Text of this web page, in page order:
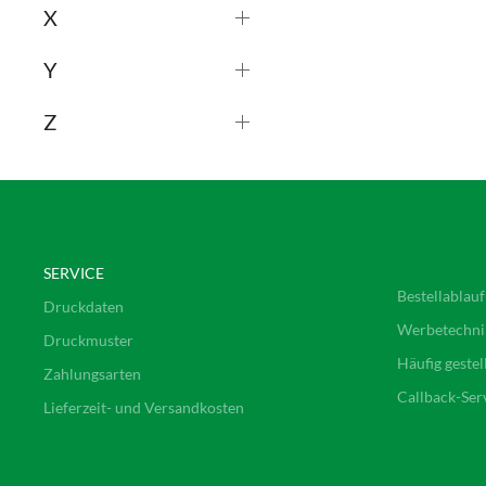
X
Y
Z
SERVICE
Druckdaten
Druckmuster
Zahlungsarten
Lieferzeit- und Versandkosten
Bestellablauf
Häufig
Callback-